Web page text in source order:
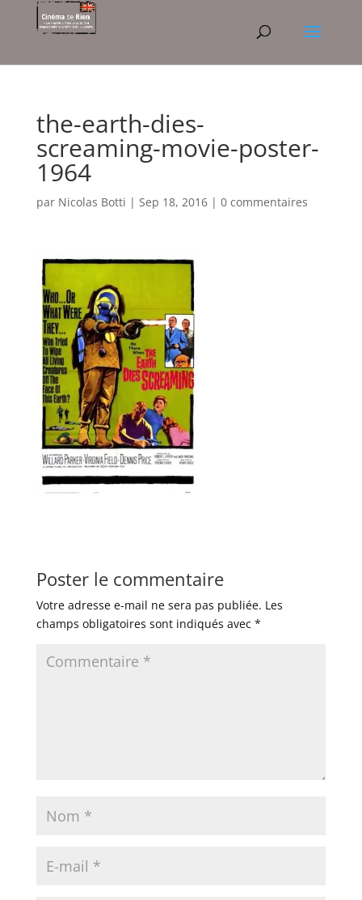
the-earth-dies-
screaming-movie-poster-
1964
par Nicolas Botti | Sep 18, 2016| 0 commentaires
Poster le commentaire
Votre adresse e-mail ne sera pas publiée. Les
champs obligatoires sont indiqués avec *